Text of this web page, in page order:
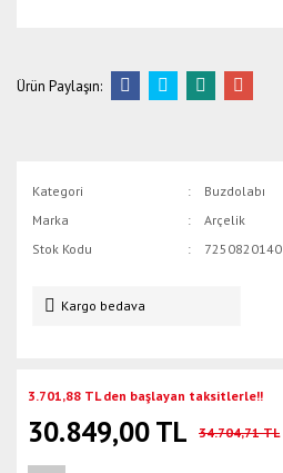
Ürün Paylaşın:
Kategori
Buzdolabı
Marka
Arçelik
Stok Kodu
7250820140
Kargo bedava
3.701,88 TL den başlayan taksitlerle!!
30.849,00 TL 34.704,71 TL